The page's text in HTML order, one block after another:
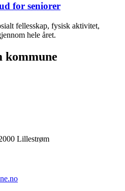
for seniorer
fellesskap, fysisk aktivitet,
hele året.
Lillestrøm